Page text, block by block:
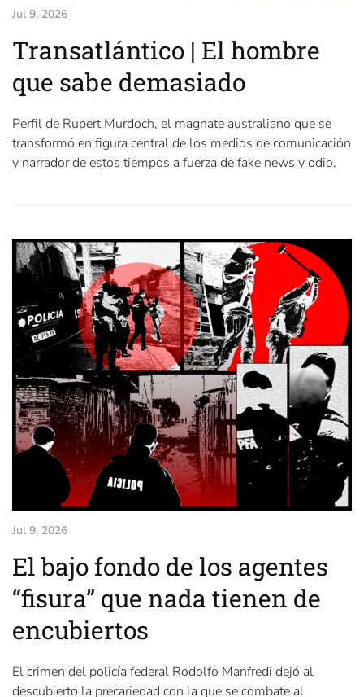
Jul 9, 2026
Transatlántico | El hombre
que sabe demasiado
Perfil de Rupert Murdoch, el magnate australiano que se
transformó en figura central de los medios de comunicación
y narrador de estos tiempos a fuerza de fake news y odio.
Jul 9, 2026
El bajo fondo de los agentes
“fisura” que nada tienen de
encubiertos
El crimen del policía federal Rodolfo Manfredi dejó al
descubierto la precariedad con la que se combate al